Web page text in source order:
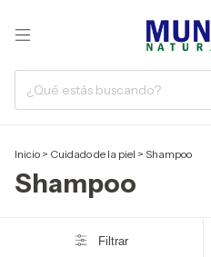
Inicio > Cuidado de la piel > Shampoo
Shampoo
Filtrar